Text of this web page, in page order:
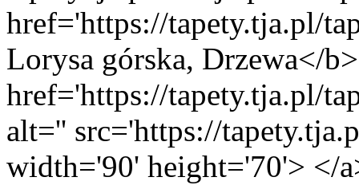
href='https://tapety.tja.pl/
Lorysa górska, Drzewa</
href='https://tapety.tja.pl/
alt='' src='https://
width='90' height='70'> </